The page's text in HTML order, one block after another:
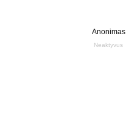
Anonimas
Neaktyvus